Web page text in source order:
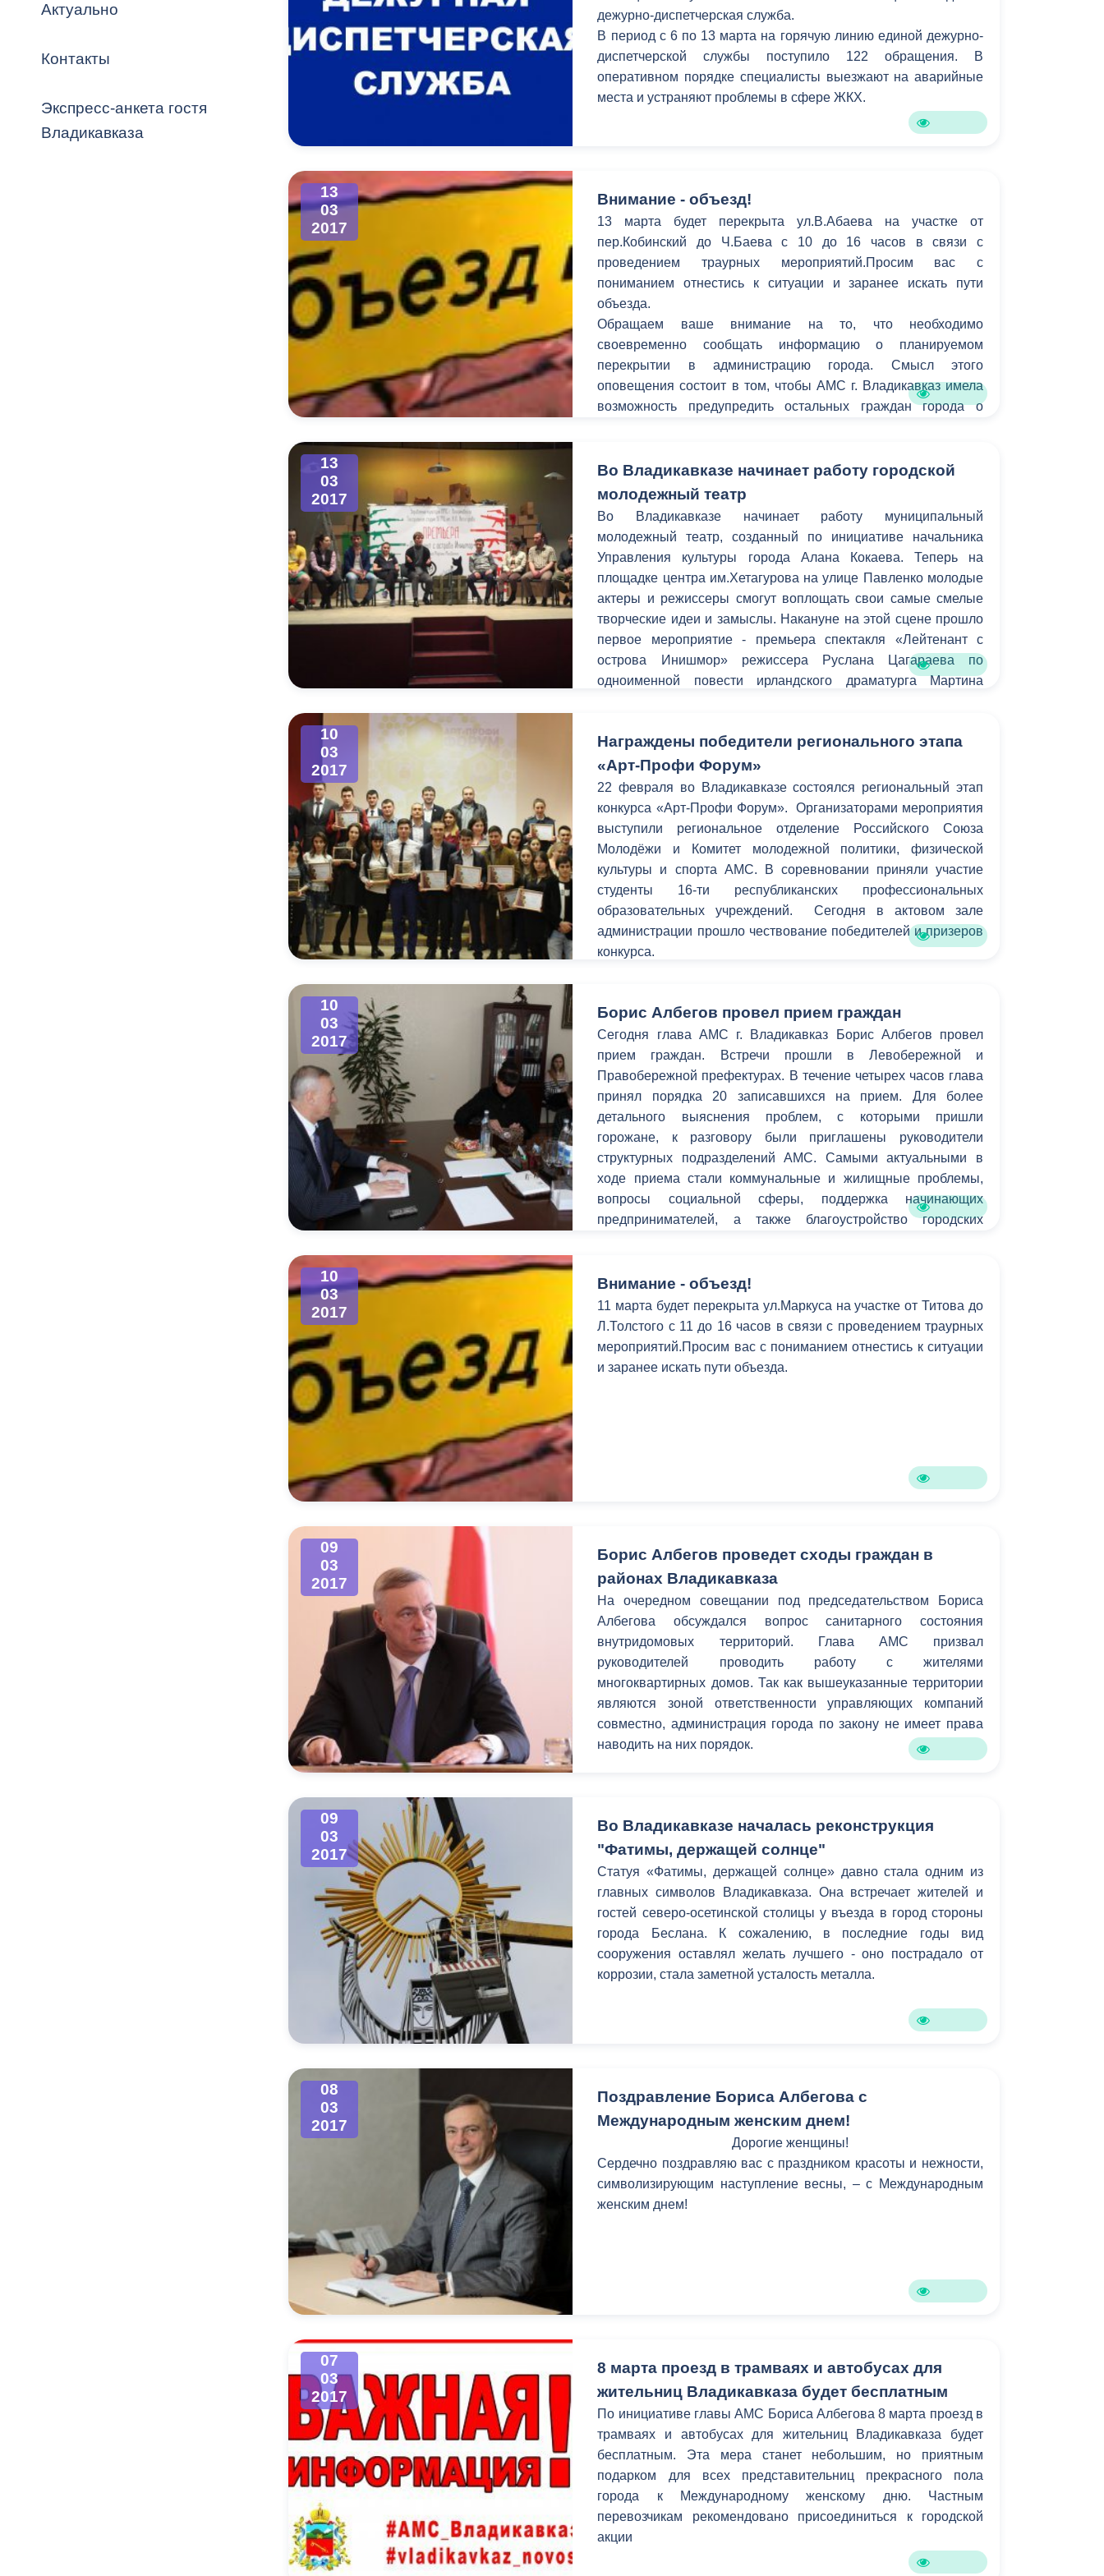
Владикавказ
Кадровая политика Противодействие коррупции
ОРВ и экспертиза НПА Контактная информация Градостроительная деятельность
Оценка деятельности органов
Списки граждан, состоящих на
Формирование комфортной
Открытые данные
Общественное обсуждение
документов стратегического
планирования
Гражданская оборона в
чрезвычайных ситуациях
Незаконное строительство
Информация о результатах
проверок
Порядок обжалования решений и
действий органов местного
самоуправления
Информация финансового
органа
Бесплатная юридическая помощь
Муниципальный контроль Выборы 2026
Актуально
Контакты
Экспресс-анкета гостя
Владикавказа
дежурно-диспетчерская служба.
В период c 6 по 13 марта на горячую линию единой дежурно-
диспетчерской службы поступило 122 обращения. В
оперативном порядке специалисты выезжают на аварийные
места и устраняют проблемы в сфере ЖКХ.
13
03
2017
Внимание - объезд!
13 марта будет перекрыта ул.В.Абаева на участке от
пер.Кобинский до Ч.Баева с 10 до 16 часов в связи с
проведением траурных мероприятий.Просим вас с
пониманием отнестись к ситуации и заранее искать пути
объезда.
Обращаем ваше внимание на то, что необходимо
своевременно сообщать информацию о планируемом
перекрытии в администрацию города. Смысл этого
оповещения состоит в том, чтобы АМС г. Владикавказ имела
возможность предупредить остальных граждан города о
13
03
2017
Во Владикавказе начинает работу городской
молодежный театр
Во Владикавказе начинает работу муниципальный
молодежный театр, созданный по инициативе начальника
Управления культуры города Алана Кокаева. Теперь на
площадке центра им.Хетагурова на улице Павленко молодые
актеры и режиссеры смогут воплощать свои самые смелые
творческие идеи и замыслы. Накануне на этой сцене прошло
первое мероприятие - премьера спектакля «Лейтенант с
острова Инишмор» режиссера Руслана Цагараева по
одноименной повести ирландского драматурга Мартина
10
03
2017
Награждены победители регионального этапа
«Арт-Профи Форум»
22 февраля во Владикавказе состоялся региональный этап
конкурса «Арт-Профи Форум». Организаторами мероприятия
выступили региональное отделение Российского Союза
Молодёжи и Комитет молодежной политики, физической
культуры и спорта АМС. В соревновании приняли участие
студенты 16-ти республиканских профессиональных
образовательных учреждений. Сегодня в актовом зале
администрации прошло чествование победителей и призеров
конкурса.
10
03
2017
Борис Албегов провел прием граждан
Сегодня глава АМС г. Владикавказ Борис Албегов провел
прием граждан. Встречи прошли в Левобережной и
Правобережной префектурах. В течение четырех часов глава
принял порядка 20 записавшихся на прием. Для более
детального выяснения проблем, с которыми пришли
горожане, к разговору были приглашены руководители
структурных подразделений АМС. Самыми актуальными в
ходе приема стали коммунальные и жилищные проблемы,
вопросы социальной сферы, поддержка начинающих
предпринимателей, а также благоустройство городских
10
03
2017
Внимание - объезд!
11 марта будет перекрыта ул.Маркуса на участке от Титова до
Л.Толстого с 11 до 16 часов в связи с проведением траурных
мероприятий.Просим вас с пониманием отнестись к ситуации
и заранее искать пути объезда.
09
03
2017
Борис Албегов проведет сходы граждан в
районах Владикавказа
На очередном совещании под председательством Бориса
Албегова обсуждался вопрос санитарного состояния
внутридомовых территорий. Глава АМС призвал
руководителей проводить работу с жителями
многоквартирных домов. Так как вышеуказанные территории
являются зоной ответственности управляющих компаний
совместно, администрация города по закону не имеет права
наводить на них порядок.
09
03
2017
Во Владикавказе началась реконструкция
"Фатимы, держащей солнце"
Статуя «Фатимы, держащей солнце» давно стала одним из
главных символов Владикавказа. Она встречает жителей и
гостей северо-осетинской столицы у въезда в город стороны
города Беслана. К сожалению, в последние годы вид
сооружения оставлял желать лучшего - оно пострадало от
коррозии, стала заметной усталость металла.
08
03
2017
Поздравление Бориса Албегова с
Международным женским днем!
Дорогие женщины!
Сердечно поздравляю вас с праздником красоты и нежности,
символизирующим наступление весны, – с Международным
женским днем!
07
03
2017
8 марта проезд в трамваях и автобусах для
жительниц Владикавказа будет бесплатным
По инициативе главы АМС Бориса Албегова 8 марта проезд в
трамваях и автобусах для жительниц Владикавказа будет
бесплатным. Эта мера станет небольшим, но приятным
подарком для всех представительниц прекрасного пола
города к Международному женскому дню. Частным
перевозчикам рекомендовано присоединиться к городской
акции